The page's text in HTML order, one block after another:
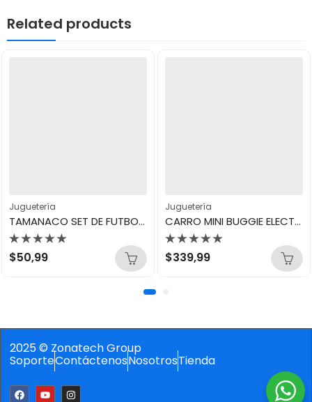
Related products
Juguetería
TAMANACO SET DE FUTBOL BALON N3
Valorado
con
$50,99
Juguetería
CARRO MINI BUGGIE ELECTRICO
Valorado
con
$339,99
2025 © Zonatech Group
SoporteContáctenosNosotrosTienda